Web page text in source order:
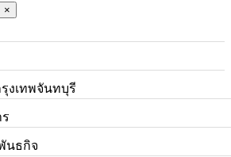
×
งเทพจันทบุรี
นธกิจ